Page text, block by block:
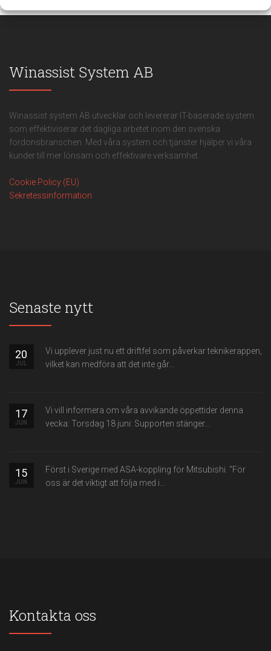
Winassist System AB
Winassist system AB utvecklar och levererar IT-baserade system
som effektiviserar det dagliga arbetet inom den svenska
fordonsbranschen. Med våra system och tjänster hjälper vi våra
kunder till mer lönsam och effektivare verksamhet.
Cookie Policy (EU)
Sekretessinformation
Senaste nytt
20
JUL
Vi upplever just nu ett driftfel som påverkar teknikerappen,
vilket kan medföra att det inte går...
17
JUN
Vi vill informera om våra avvikande öppettider denna
vecka: Torsdag 18 juni: Supporten stänger...
15
JUN
Först i Sverige med ASA-koppling för Mitsubishi. "För
oss är det viktigt att följa med i...
Kontakta oss